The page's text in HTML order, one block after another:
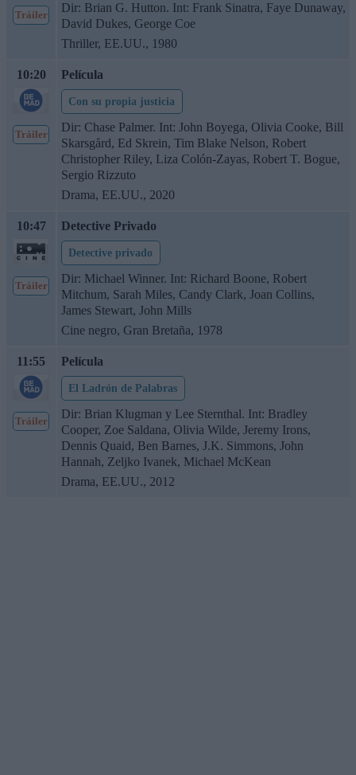
Tráiler
Dir: Brian G. Hutton. Int: Frank Sinatra, Faye Dunaway,
David Dukes, George Coe
Thriller, EE.UU., 1980
10:20
Tráiler
Película
Con su propia justicia
Dir: Chase Palmer. Int: John Boyega, Olivia Cooke, Bill
Skarsgård, Ed Skrein, Tim Blake Nelson, Robert
Christopher Riley, Liza Colón-Zayas, Robert T. Bogue,
Sergio Rizzuto
Drama, EE.UU., 2020
10:47
Tráiler
Detective Privado
Detective privado
Dir: Michael Winner. Int: Richard Boone, Robert
Mitchum, Sarah Miles, Candy Clark, Joan Collins,
James Stewart, John Mills
Cine negro, Gran Bretaña, 1978
11:55
Tráiler
Película
El Ladrón de Palabras
Dir: Brian Klugman y Lee Sternthal. Int: Bradley
Cooper, Zoe Saldana, Olivia Wilde, Jeremy Irons,
Dennis Quaid, Ben Barnes, J.K. Simmons, John
Hannah, Zeljko Ivanek, Michael McKean
Drama, EE.UU., 2012